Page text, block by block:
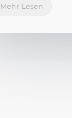
Mehr Lesen